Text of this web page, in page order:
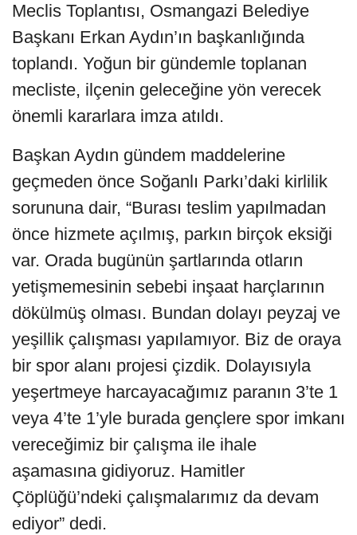
Meclis Toplantısı, Osmangazi Belediye
Başkanı Erkan Aydın’ın başkanlığında
toplandı. Yoğun bir gündemle toplanan
mecliste, ilçenin geleceğine yön verecek
önemli kararlara imza atıldı.
Başkan Aydın gündem maddelerine
geçmeden önce Soğanlı Parkı’daki kirlilik
sorununa dair, “Burası teslim yapılmadan
önce hizmete açılmış, parkın birçok eksiği
var. Orada bugünün şartlarında otların
yetişmemesinin sebebi inşaat harçlarının
dökülmüş olması. Bundan dolayı peyzaj ve
yeşillik çalışması yapılamıyor. Biz de oraya
bir spor alanı projesi çizdik. Dolayısıyla
yeşertmeye harcayacağımız paranın 3’te 1
veya 4’te 1’yle burada gençlere spor imkanı
vereceğimiz bir çalışma ile ihale
aşamasına gidiyoruz. Hamitler
Çöplüğü’ndeki çalışmalarımız da devam
ediyor” dedi.